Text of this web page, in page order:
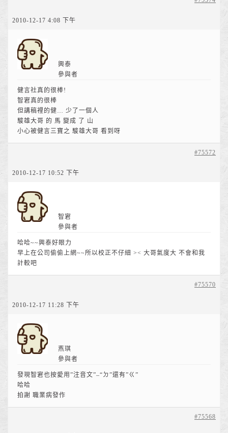
2010-12-17 4:08 下午
興泰
參與者
健言社真的很棒!
智宭真的很棒
但講稿裡的健… 少了一個人
駿雄大哥 的 馬 變成 了 山
小心被健言三寶之 駿雄大哥 看到呀
2010-12-17 10:52 下午
#75572
智宭
參與者
哈哈~~興泰好眼力
早上在公司偷偷上網~~所以校正不仔細 >< 大哥氣度大 不會和我
計較吧
2010-12-17 11:28 下午
#75570
燕琪
參與者
發現智宭也按愛用”注音文”–“ㄉ”還有”ㄍ”
哈哈
拍謝 職業病發作
#75568